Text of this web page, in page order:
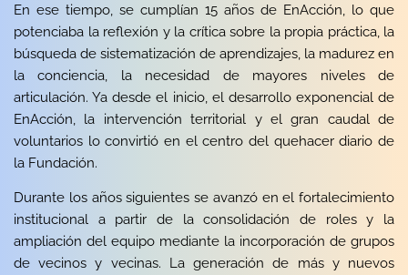
En ese tiempo, se cumplían 15 años de EnAcción, lo que
potenciaba la reflexión y la crítica sobre la propia práctica, la
búsqueda de sistematización de aprendizajes, la madurez en
la conciencia, la necesidad de mayores niveles de
articulación. Ya desde el inicio, el desarrollo exponencial de
EnAcción, la intervención territorial y el gran caudal de
voluntarios lo convirtió en el centro del quehacer diario de
la Fundación.
Durante los años siguientes se avanzó en el fortalecimiento
institucional a partir de la consolidación de roles y la
ampliación del equipo mediante la incorporación de grupos
de vecinos y vecinas. La generación de más y nuevos